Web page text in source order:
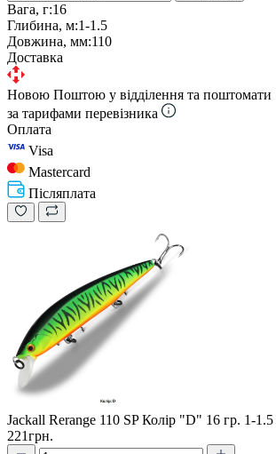
Вага, г:16
Глибина, м:1-1.5
Довжина, мм:110
Доставка
Новою Поштою у відділення та поштомати
за тарифами перевізника
Оплата
Visa
Mastercard
Післяплата
Jackall Rerange 110 SP Колір "D" 16 гр. 1-
221грн.